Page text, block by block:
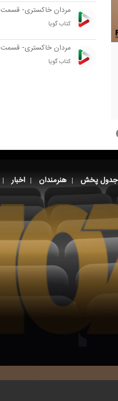
مردان خاكستری- قسمت ۱۲
كتاب گویا
مردان خاكستری- قسمت ۱۱
كتاب گویا
جدول پخش هنرمندان اخبار